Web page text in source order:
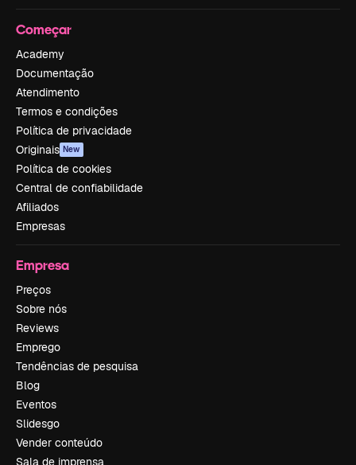
Começar
Academy
Documentação
Atendimento
Termos e condições
Política de privacidade
Originais New
Política de cookies
Central de confiabilidade
Afiliados
Empresas
Empresa
Preços
Sobre nós
Reviews
Emprego
Tendências de pesquisa
Blog
Eventos
Slidesgo
Vender conteúdo
Sala de imprensa